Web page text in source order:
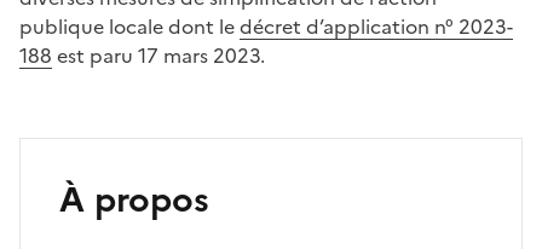
publique locale dont ledécret d’application n° 2023-
188 est paru 17 mars 2023.
À propos